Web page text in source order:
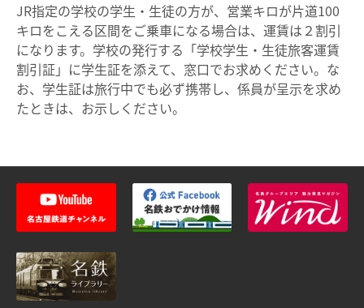
お買い物で使う
ポイントサービス
こんなとき、どうするの？
券面文字が見えにくくなったとき
不要になったとき
利用履歴を確認したいとき
manacaのQ＆A
JR指定の学校の学生・生徒の方が、営業キロが片道100
キロをこえる区間をご乗車になる場合は、運賃は２割引
になります。学校の発行する「学校学生・生徒旅客運賃
割引証」に学生証を添えて、窓口でお求めください。な
お、学生証は旅行中でも必ず携帯し、係員が呈示を求め
たときは、お示しください。